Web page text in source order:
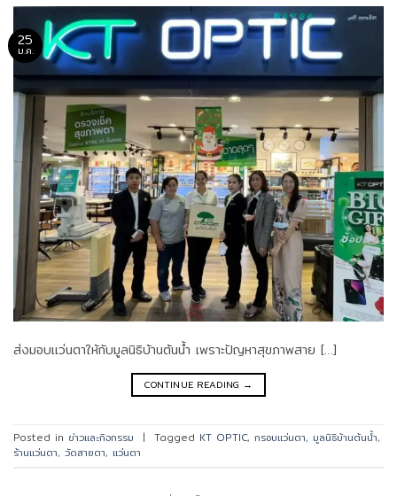
25
ม.ค.
ส่งมอบแว่นตาให้กับมูลนิธิบ้านต้นน้ำ เพราะปัญหาสุขภาพสาย […]
CONTINUE READING →
Posted in ข่าวและกิจกรรม | Tagged KT OPTIC, กรอบแว่นตา, มูลนิธิบ้านต้นน้ำ,
ร้านแว่นตา, วัดสายตา, แว่นตา